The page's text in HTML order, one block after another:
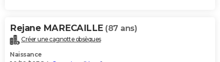
Rejane MARECAILLE (87 ans)
Créer une cagnotte obsèques
Naissance